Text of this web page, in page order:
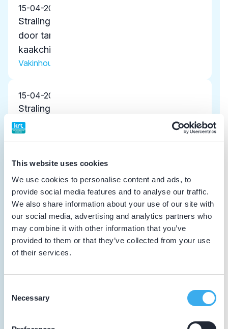
This website uses cookies
We use cookies to personalise content and ads, to
provide social media features and to analyse our traffic.
We also share information about your use of our site with
our social media, advertising and analytics partners who
may combine it with other information that you’ve
provided to them or that they’ve collected from your use
of their services.
Selection
Necessary
15-04-2026
Stralingshygiëne voor gebruik van CBCT
door tandartsen, orthodontisten en
kaakchirurgen
Vakinhoudelijke scholing
15-04-2026
Stralingshygiëne voor gebruik van CBCT
door tandartsen, orthodontisten en
kaakchirurgen
14-02-2026
Geaccrediteerde patiëntenenquête
Reflectie
29-11-2025
Hands-on Event 2025
01-07-2025
Algemene scholing